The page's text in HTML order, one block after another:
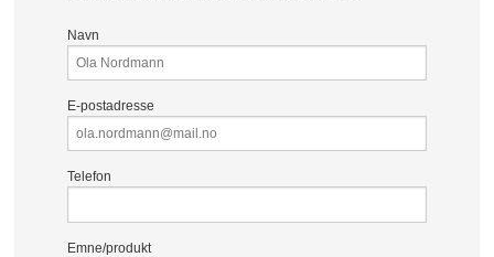
Navn
E-postadresse
Telefon
Emne/produkt